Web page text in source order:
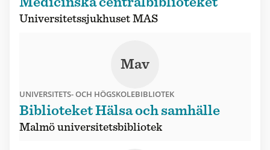
Universitetssjukhuset MAS
Mav
UNIVERSITETS- OCH HÖGSKOLEBIBLIOTEK
Biblioteket Hälsa och samhälle
Malmö universitetsbibliotek